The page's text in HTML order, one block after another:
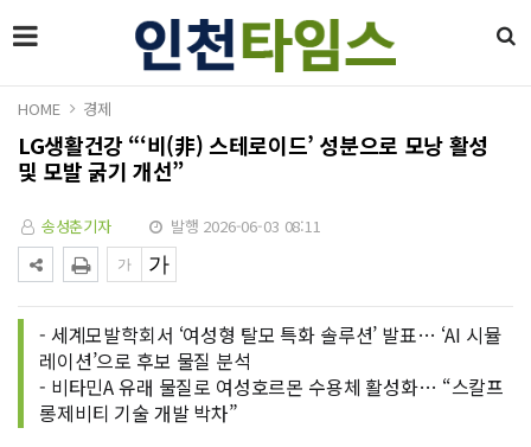
HOME 경제
LG생활건강 “‘비(非) 스테로이드’ 성분으로 모낭 활성
및 모발 굵기 개선”
송성춘기자 발행 2026-06-03 08:11
- 세계모발학회서 ‘여성형 탈모 특화 솔루션’ 발표… ‘AI 시뮬
레이션’으로 후보 물질 분석
- 비타민A 유래 물질로 여성호르몬 수용체 활성화… “스칼프
롱제비티 기술 개발 박차”